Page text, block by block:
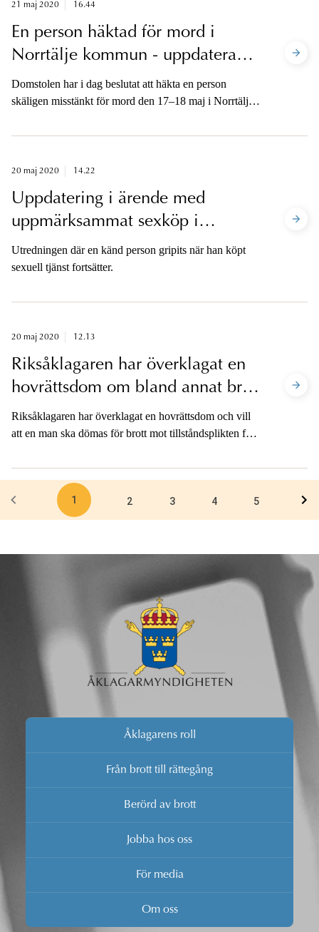
21 maj 2020 16.44
En person häktad för mord i
Norrtälje kommun - uppdaterad
27 maj
Domstolen har i dag beslutat att häkta en person
skäligen misstänkt för mord den 17–18 maj i Norrtälje
20 maj 2020 14.22
Uppdatering i ärende med
uppmärksammat sexköp i
Stockholm
Utredningen där en känd person gripits när han köpt
sexuell tjänst fortsätter.
20 maj 2020 12.13
Riksåklagaren har överklagat en
hovrättsdom om bland annat brott
mot tillståndsplikten för explosiva
varor
Riksåklagaren har överklagat en hovrättsdom och vill
att en man ska dömas för brott mot tillståndsplikten för
istället för brott av normalgraden.
1 2 3 4 5
Åklagarens roll
Från brott till rättegång
Berörd av brott
Jobba hos oss
För media
Om oss